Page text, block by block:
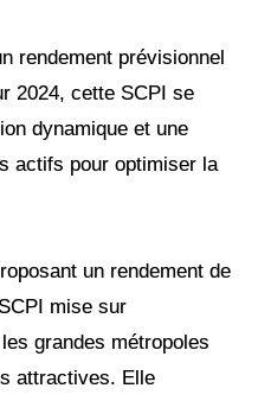
rendement prévisionnel
2024, cette SCPI se
dynamique et une
actifs pour optimiser la
un rendement de
mise sur
grandes métropoles
attractives. Elle